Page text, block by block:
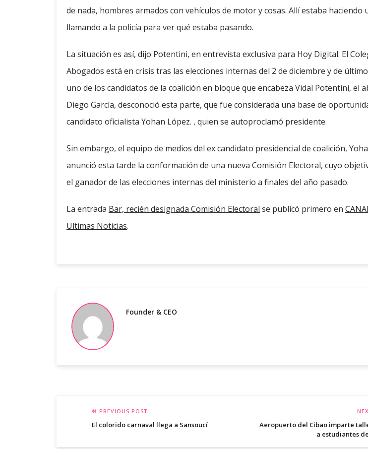
de nada, hombres armados con vehículos de motor y cosas. Allí estaba haciendo
llamando a la policía para ver qué estaba pasando.
La situación es así, dijo Potentini, en entrevista exclusiva para Hoy Digital. El
Abogados está en crisis tras las elecciones internas del 2 de diciembre y de
uno de los candidatos de la coalición en bloque que encabeza Vidal Potentini, el
Diego García, desconoció esta parte, que fue considerada una base de
candidato oficialista Yohan López. , quien se autoproclamó presidente.
Sin embargo, el equipo de medios del ex candidato presidencial de coalición,
anunció esta tarde la conformación de una nueva Comisión Electoral, cuyo
el ganador de las elecciones internas del ministerio a finales del año pasado.
La entrada Bar, recién designada Comisión Electoral se publicó primero en
Ultimas Noticias.
Founder & CEO
PREVIOUS POST
El colorido carnaval llega a Sansoucí
Aeropuerto del Cibao imparte
a estudiantes